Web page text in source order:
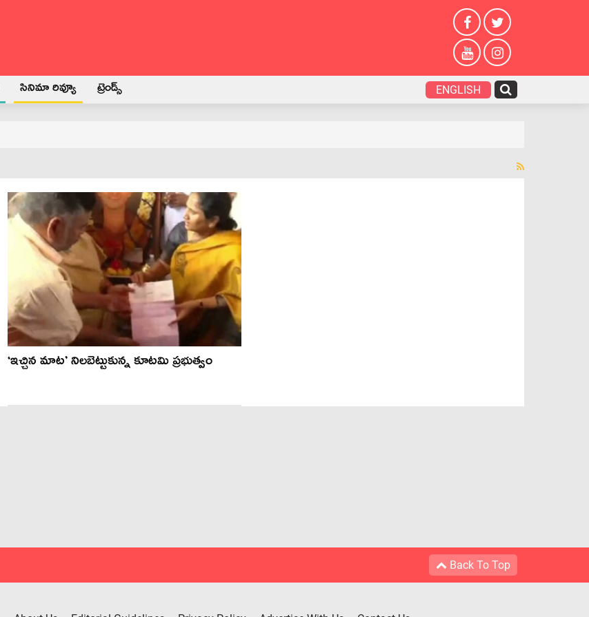
సినిమా రివ్యూ ట్రెండ్స్ ENGLISH
‘ఇచ్చిన మాట’ నిల‌బెట్టుకున్న కూట‌మి ప్ర‌భుత్వం
Back To Top